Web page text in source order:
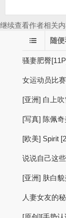
继续查看作者相关内
随
骚妻肥臀
女运动员比
[亚洲] 白上吹
[写真] 陈佩
[欧美] Spirit
说说自己这
[亚洲] 肤白
人妻女友的